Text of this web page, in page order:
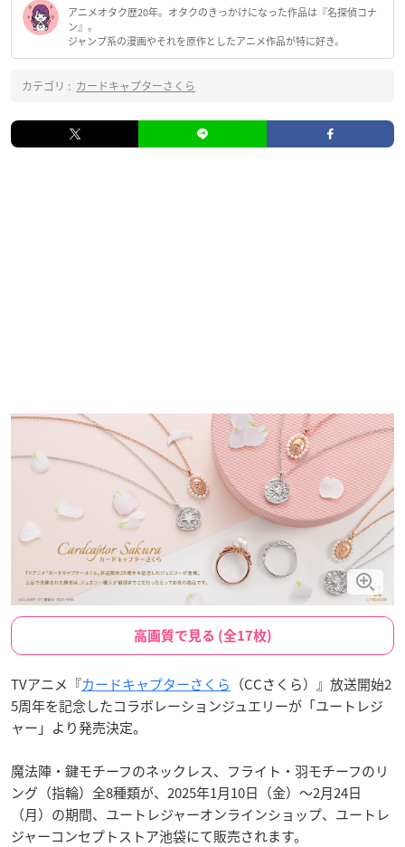
アニメオタク歴20年。オタクのきっかけになった作品は『名探偵コナ
ン』。
ジャンプ系の漫画やそれを原作としたアニメ作品が特に好き。
カテゴリ : カードキャプターさくら
高画質で見る (全17枚)
TVアニメ『カードキャプターさくら （CCさくら）』放送開始2
5周年を記念したコラボレーションジュエリーが「ユートレジ
ャー」より発売決定。
魔法陣・鍵モチーフのネックレス、フライト・羽モチーフのリ
ング（指輪）全8種類が、2025年1月10日（金）～2月24日
（月）の期間、ユートレジャーオンラインショップ、ユートレ
ジャーコンセプトストア池袋にて販売されます。